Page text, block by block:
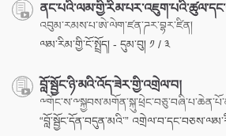
འབུམ་རམས་པ་ཨེ་ལེག་ཛན་ཌར་བྷར་ཛིན།
ལམ་རིམ་གྱི་ངོ་སྤྲོད། - དུམ་བུ། ༡ / ༣
བློ་སྦྱོང་ཉི་མའི་འོད་ཟེར་གྱི་འགྲེལ་བ།
“བློ་སྦྱོང་དོན་བདུན་མའི་”